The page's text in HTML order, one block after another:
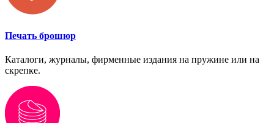
Печать брошюр
Каталоги, журналы, фирменные издания на пружине или на
скрепке.